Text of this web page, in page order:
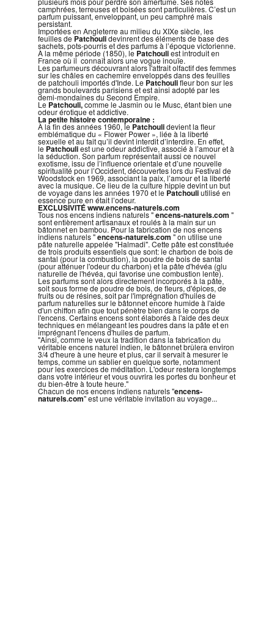
camphrées, terreuses et boisées sont particulières. C’est un
parfum puissant, enveloppant, un peu camphré mais
persistant.
Importées en Angleterre au milieu du XIXe siècle, les
feuilles de Patchoulidevinrent des éléments de base des
sachets, pots-pourris et des parfums à l’époque victorienne.
À la même période (1850), le Patchouliest introduit en
France où il connaît alors une vogue inouïe.
Les parfumeurs découvrant alors l'attrait olfactif des femmes
sur les châles en cachemire enveloppés dans des feuilles
de patchouli importés d'Inde. Le Patchoulifleur bon sur les
grands boulevards parisiens et est ainsi adopté par les
demi-mondaines du Second Empire.
Le Patchouli,comme le Jasmin ou le Musc, étant bien une
odeur érotique et addictive.
La petite histoire contemporaine :
À la fin des années 1960, le Patchoulidevient la fleur
emblématique du « Flower Power », liée à la liberté
sexuelle et au fait qu’il devint interdit d’interdire. En effet,
le Patchouliest une odeur addictive, associé à l’amour et à
la séduction. Son parfum représentait aussi ce nouvel
exotisme, issu de l’influence orientale et d’une nouvelle
spiritualité pour l’Occident, découvertes lors du Festival de
Woodstock en 1969, associant la paix, l’amour et la liberté
avec la musique. Ce lieu de la culture hippie devint un but
de voyage dans les années 1970 et le Patchouliutilisé en
essence pure en était l’odeur.
EXCLUSIVITÉwww.encens-naturels.com
Tous nos encens indiens naturels "encens-naturels.com "
sont entièrement artisanaux et roulés à la main sur un
bâtonnet en bambou. Pour la fabrication de nos encens
indiens naturels "encens-naturels.com " on utilise une
pâte naturelle appelée "Halmadi". Cette pâte est constituée
de trois produits essentiels que sont: le charbon de bois de
santal (pour la combustion), la poudre de bois de santal
(pour atténuer l'odeur du charbon) et la pâte d'hévéa (glu
naturelle de l'hévéa, qui favorise une combustion lente).
Les parfums sont alors directement incorporés à la pâte,
soit sous forme de poudre de bois, de fleurs, d'épices, de
fruits ou de résines, soit par l'imprégnation d'huiles de
parfum naturelles sur le bâtonnet encore humide à l'aide
d'un chiffon afin que tout pénètre bien dans le corps de
l'encens. Certains encens sont élaborés à l'aide des deux
techniques en mélangeant les poudres dans la pâte et en
imprégnant l'encens d'huiles de parfum.
"Ainsi, comme le veux la tradition dans la fabrication du
véritable encens naturel indien, le bâtonnet brûlera environ
3/4 d'heure à une heure et plus, car il servait à mesurer le
temps, comme un sablier en quelque sorte, notamment
pour les exercices de méditation. L'odeur restera longtemps
dans votre intérieur et vous ouvrira les portes du bonheur et
du bien-être à toute heure."
Chacun de nos encens indiens naturels "encens-
naturels.com" est une véritable invitation au voyage...